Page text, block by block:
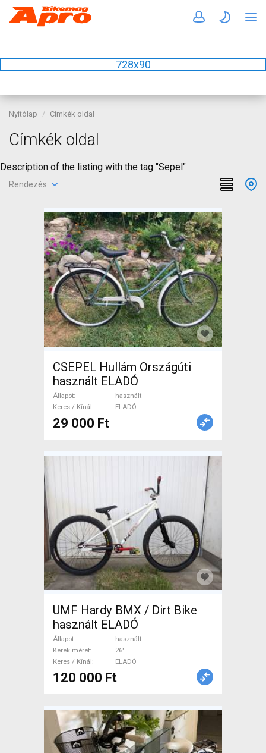
728x90
Nyitólap Címkék oldal
Címkék oldal
Description of the listing with the tag "Sepel"
Rendezés:
CSEPEL Hullám Országúti
használt ELADÓ
Állapot
használt
Keres / Kínál
ELADÓ
29 000 Ft
UMF Hardy BMX / Dirt Bike
használt ELADÓ
Állapot
használt
Kerék méret
26"
Keres / Kínál
ELADÓ
120 000 Ft